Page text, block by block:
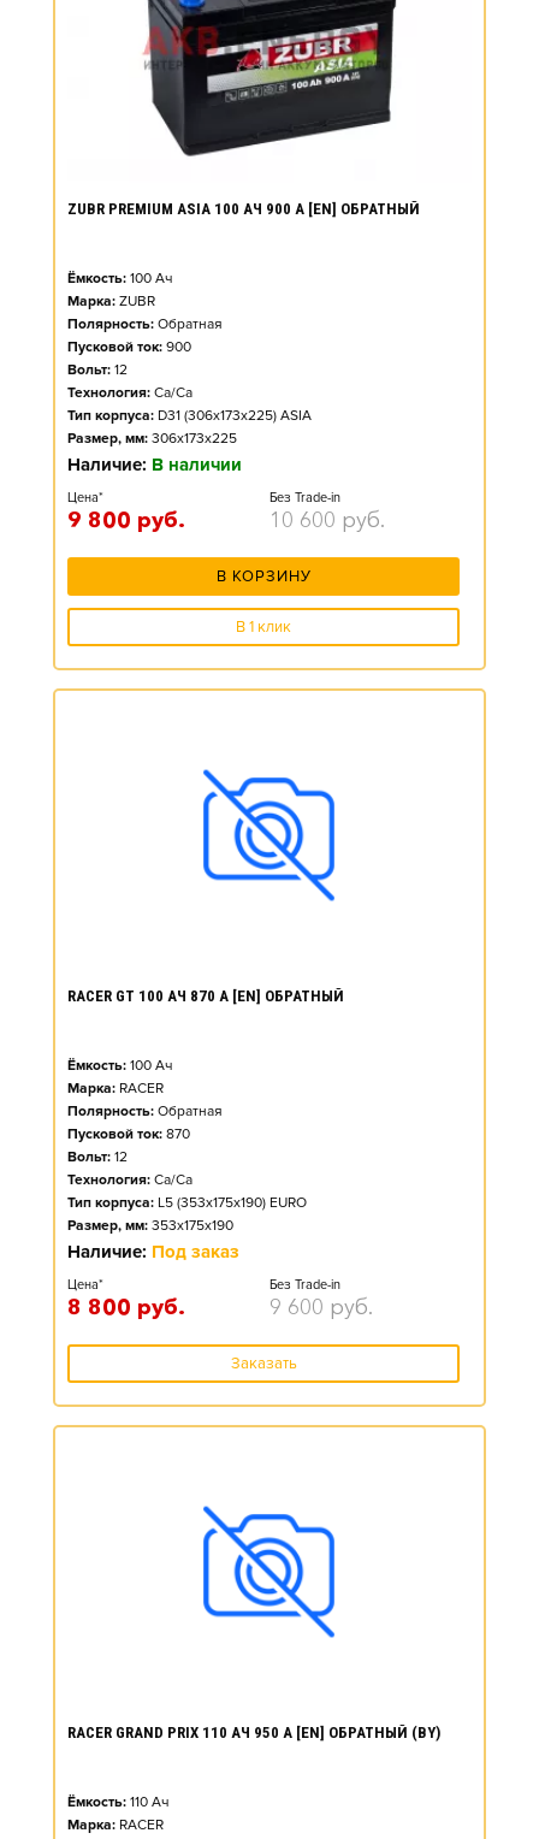
ZUBR PREMIUM ASIA 100 АЧ 900 А [EN] ОБРАТНЫЙ
Ёмкость: 100 Ач
Марка: ZUBR
Полярность: Обратная
Пусковой ток: 900
Вольт: 12
Технология: Ca/Ca
Тип корпуса: D31 (306x173x225) ASIA
Размер, мм: 306x173x225
Наличие: В наличии
Цена*
9 800 руб.
Без Trade-in
10 600 руб.
В КОРЗИНУ
В 1 клик
RACER GT 100 АЧ 870 А [EN] ОБРАТНЫЙ
Ёмкость: 100 Ач
Марка: RACER
Полярность: Обратная
Пусковой ток: 870
Вольт: 12
Технология: Ca/Ca
Тип корпуса: L5 (353x175x190) EURO
Размер, мм: 353x175x190
Наличие: Под заказ
Цена*
8 800 руб.
Без Trade-in
9 600 руб.
Заказать
RACER GRAND PRIX 110 АЧ 950 А [EN] ОБРАТНЫЙ (BY)
Ёмкость: 110 Ач
Марка: RACER